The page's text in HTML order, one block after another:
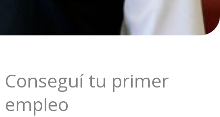
Conseguí tu primer
empleo